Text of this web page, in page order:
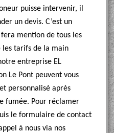
puisse intervenir, il
un devis. C’est un
mention de tous les
les tarifs de la main
entreprise EL
Le Pont peuvent vous
personnalisé après
fumée. Pour réclamer
le formulaire de contact
à nous via nos